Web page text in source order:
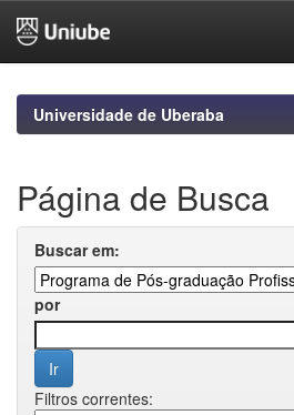
navigationUniversidade de Uberaba
Página de Busca
Buscar em:
por
Filtros correntes: